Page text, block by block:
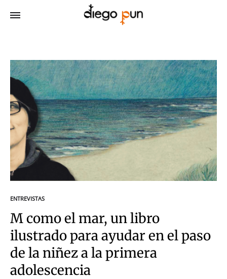
ENTREVISTAS
M como el mar, un libro
ilustrado para ayudar en el paso
de la niñez a la primera
adolescencia